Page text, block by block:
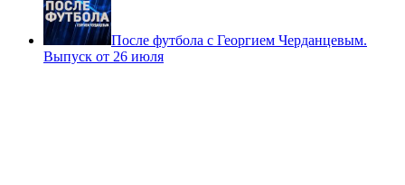
После футбола с Георгием Черданцевым.
Выпуск от 26 июля